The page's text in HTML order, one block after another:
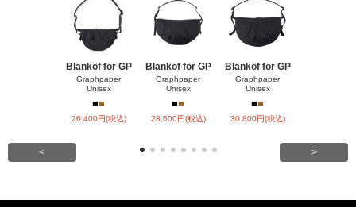
Blankof for GP
Graphpaper
Unisex
■■
26,400円(税込)
Blankof for GP
Graphpaper
Unisex
■■
28,600円(税込)
Blankof for GP
Graphpaper
Unisex
■■
30,800円(税込)
< >